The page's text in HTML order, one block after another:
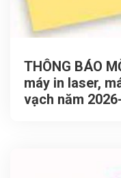
THÔNG BÁO
máy in laser,
vạch năm